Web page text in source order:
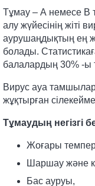
Тұмау – А немесе В
алу жүйесінің жіті
аурушаңдықтың ең
болады.
балалардың 30% -ы
Вирус ауа
жұқтырған
Тұмаудың негізгі
Жоғары
Шаршау және
Бас ауруы,